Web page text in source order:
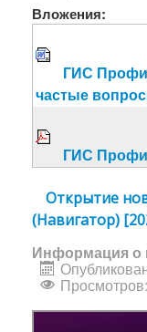
Вложения:
ГИС
частые
ГИС
Открытие
(Навигатор)
Информация о